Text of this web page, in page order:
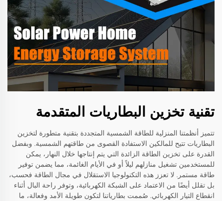
تقنية تخزين البطاريات المتقدمة
تتميز أنظمتنا المنزلية للطاقة الشمسية المتجددة بتقنية متطورة لتخزين
البطاريات تتيح للمالكين الاستفادة القصوى من طاقتهم الشمسية. وبفضل
القدرة على تخزين الطاقة الزائدة التي يتم إنتاجها خلال النهار، يمكن
للمستخدمين تشغيل منازلهم ليلاً أو في الأيام الغائمة، مما يضمن توفير
طاقة مستمر. لا تعزز هذه التكنولوجيا الاستقلال في مجال الطاقة فحسب،
بل تقلل أيضًا من الاعتماد على الشبكة الكهربائية، وتوفر راحة البال أثناء
انقطاع التيار الكهربائي. صُممت بطارياتنا لتكون طويلة الأمد وفعالة، ما